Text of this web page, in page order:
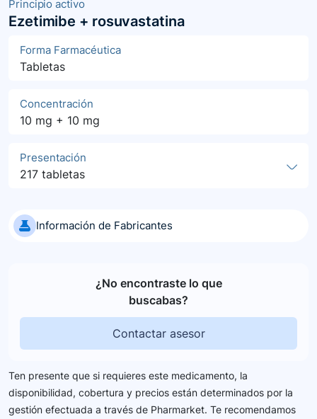
Principio activo
Ezetimibe + rosuvastatina
Forma Farmacéutica
Tabletas
Concentración
10 mg + 10 mg
Presentación
217 tabletas
Información de Fabricantes
¿No encontraste lo que
buscabas?
Contactar asesor
Ten presente que si requieres este medicamento, la
disponibilidad, cobertura y precios están determinados por la
gestión efectuada a través de Pharmarket. Te recomendamos